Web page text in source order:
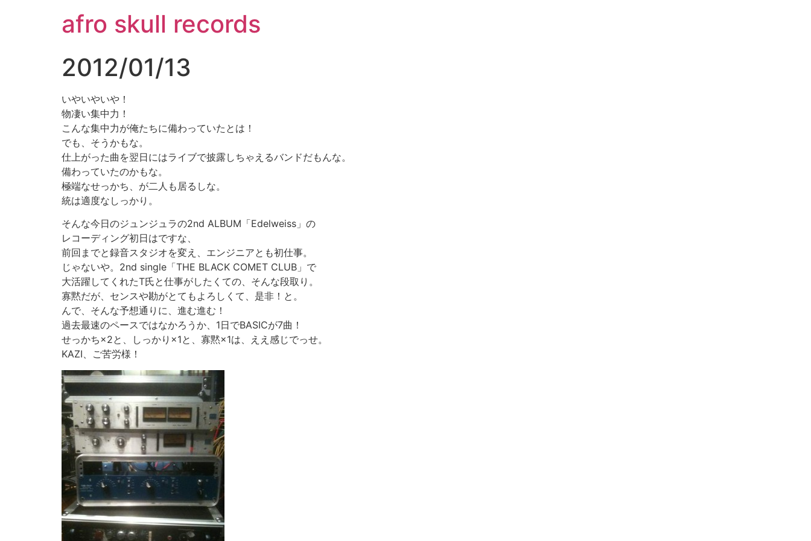
afro skull records
2012/01/13
いやいやいや！
物凄い集中力！
こんな集中力が俺たちに備わっていたとは！
でも、そうかもな。
仕上がった曲を翌日にはライブで披露しちゃえるバンドだもんな。
備わっていたのかもな。
極端なせっかち、が二人も居るしな。
統は適度なしっかり。
そんな今日のジュンジュラの2nd ALBUM「Edelweiss」の
レコーディング初日はですな、
前回までと録音スタジオを変え、エンジニアとも初仕事。
じゃないや。2nd single「THE BLACK COMET CLUB」で
大活躍してくれたT氏と仕事がしたくての、そんな段取り。
寡黙だが、センスや勘がとてもよろしくて、是非！と。
んで、そんな予想通りに、進む進む！
過去最速のペースではなかろうか、1日でBASICが7曲！
せっかち×2と、しっかり×1と、寡黙×1は、ええ感じでっせ。
KAZI、ご苦労様！